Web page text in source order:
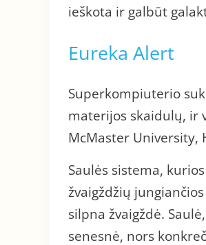
ieškota ir galbūt
Eureka Alert
Superkompiuterio
materijos skaidulų, ir
McMaster University,
Saulės sistema,
žvaigždžių
silpna žvaigždė.
senesnė, nors